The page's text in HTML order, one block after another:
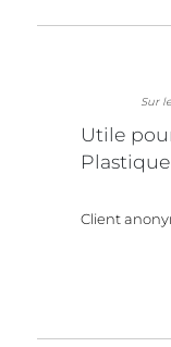
Sur
Utile
Client